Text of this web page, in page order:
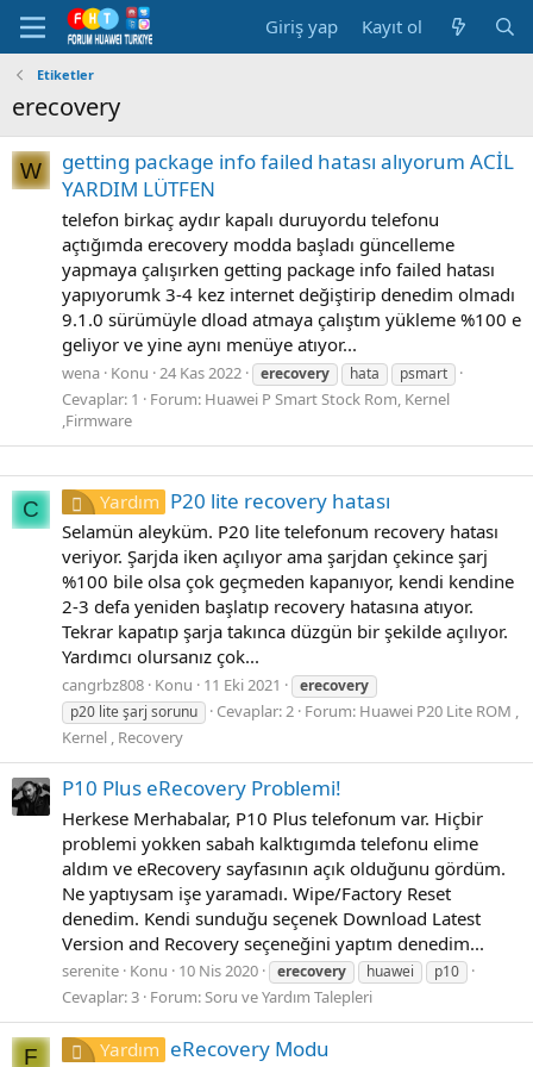
Giriş yap Kayıt ol
Etiketler
erecovery
W
getting package info failed hatası alıyorum ACİL
YARDIM LÜTFEN
telefon birkaç aydır kapalı duruyordu telefonu
açtığımda erecovery modda başladı güncelleme
yapmaya çalışırken getting package info failed hatası
yapıyorumk 3-4 kez internet değiştirip denedim olmadı
9.1.0 sürümüyle dload atmaya çalıştım yükleme %100 e
geliyor ve yine aynı menüye atıyor...
wena Konu 24 Kas 2022 erecovery hata psmart
Cevaplar: 1 Forum: Huawei P Smart Stock Rom, Kernel
,Firmware
C Yardım P20 lite recovery hatası
Selamün aleyküm. P20 lite telefonum recovery hatası
veriyor. Şarjda iken açılıyor ama şarjdan çekince şarj
%100 bile olsa çok geçmeden kapanıyor, kendi kendine
2-3 defa yeniden başlatıp recovery hatasına atıyor.
Tekrar kapatıp şarja takınca düzgün bir şekilde açılıyor.
Yardımcı olursanız çok...
cangrbz808 Konu 11 Eki 2021
erecovery
p20 lite şarj sorunu
Cevaplar: 2 Forum: Huawei P20 Lite ROM ,
Kernel , Recovery
P10 Plus eRecovery Problemi!
Herkese Merhabalar, P10 Plus telefonum var. Hiçbir
problemi yokken sabah kalktıgımda telefonu elime
aldım ve eRecovery sayfasının açık olduğunu gördüm.
Ne yaptıysam işe yaramadı. Wipe/Factory Reset
denedim. Kendi sunduğu seçenek Download Latest
Version and Recovery seçeneğini yaptım denedim...
serenite Konu 10 Nis 2020 erecovery huawei p10
Cevaplar: 3 Forum:Soru ve Yardım Talepleri
F Yardım eRecovery Modu